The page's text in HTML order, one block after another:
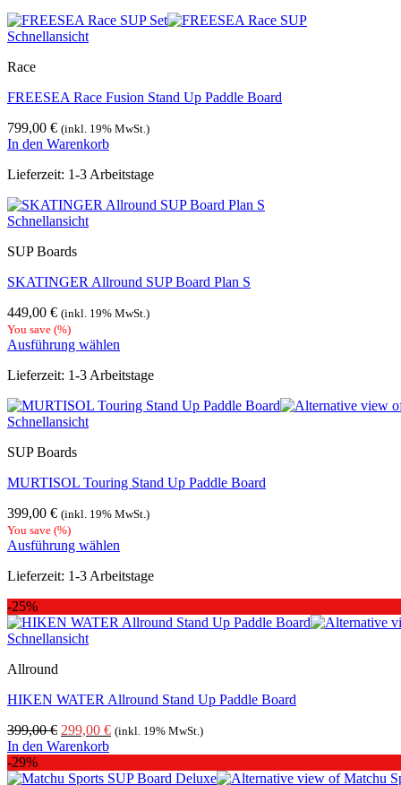
Schnellansicht
Race
FREESEA Race Fusion Stand Up Paddle Board
799,00 € (inkl. 19% MwSt.)
In den Warenkorb
Lieferzeit: 1-3 Arbeitstage
Schnellansicht
SUP Boards
SKATINGER Allround SUP Board Plan S
449,00 € (inkl. 19% MwSt.)
You save (%)
Ausführung wählen
Produkt
mehrere
Varianten
Die
können
auf
der
Produktseite
gewählt
werden
Lieferzeit: 1-3 Arbeitstage
Schnellansicht
SUP Boards
MURTISOL Touring Stand Up Paddle Board
399,00 € (inkl. 19% MwSt.)
You save (%)
Ausführung wählen
Produkt
mehrere
Varianten
auf.
Optionen
auf
der
Produktseite
gewählt
werden
Lieferzeit: 1-3 Arbeitstage
-25%
Schnellansicht
Allround
HIKEN WATER Allround Stand Up Paddle Board
399,00€ Ursprünglicher
Preis
399,00 €
299,00 €Aktueller
299,00 €.
(inkl. 19% MwSt.)
In den Warenkorb
-29%